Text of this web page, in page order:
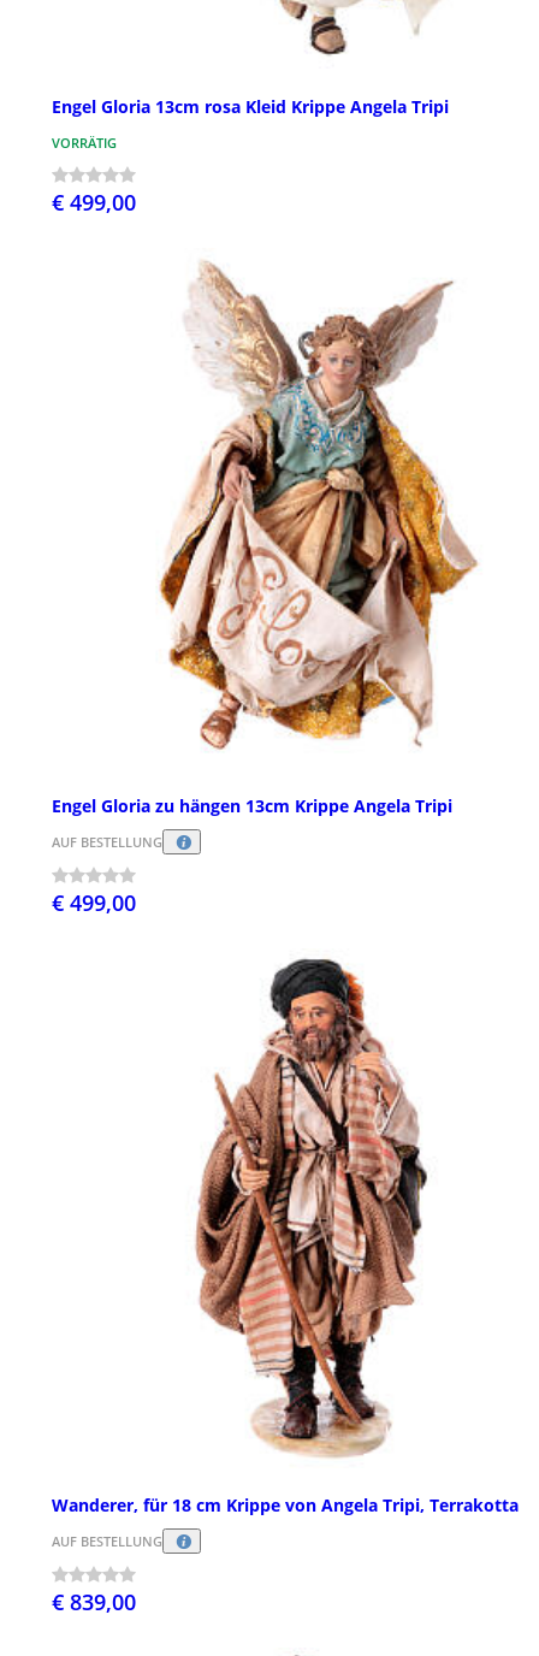
Engel Gloria 13cm rosa Kleid Krippe Angela Tripi
VORRÄTIG
€ 499,00
Engel Gloria zu hängen 13cm Krippe Angela Tripi
AUF BESTELLUNG
€ 499,00
Wanderer, für 18 cm Krippe von Angela Tripi, Terrakotta
AUF BESTELLUNG
€ 839,00